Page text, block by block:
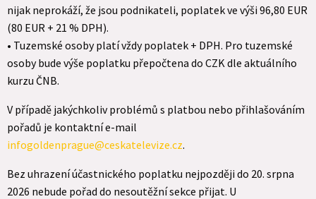
nijak neprokáží, že jsou podnikateli, poplatek ve výši 96,80 EUR
(80 EUR + 21 % DPH).
• Tuzemské osoby platí vždy poplatek + DPH. Pro tuzemské
osoby bude výše poplatku přepočtena do CZK dle aktuálního
kurzu ČNB.
V případě jakýchkoliv problémů s platbou nebo přihlašováním
pořadů je kontaktní e-mail
infogoldenprague@ceskatelevize.cz.
Bez uhrazení účastnického poplatku nejpozději do 20. srpna
2026 nebude pořad do nesoutěžní sekce přijat. U